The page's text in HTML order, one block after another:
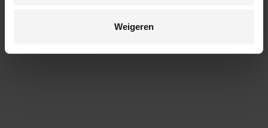
Weigeren